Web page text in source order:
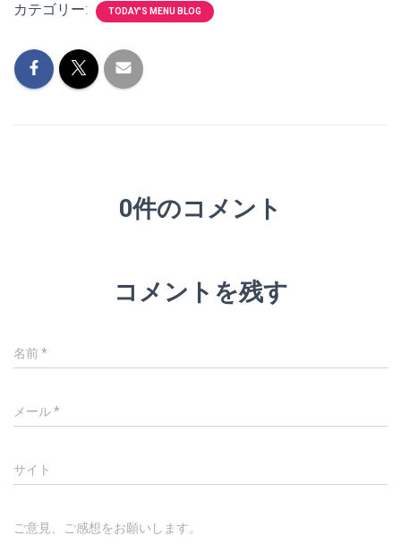
カテゴリー: TODAY'S MENU BLOG
0件のコメント
コメントを残す
名前*
メール*
サイト
ご意見、ご感想をお願いします。